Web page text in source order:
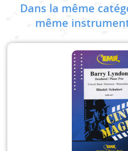
Dans la même
même